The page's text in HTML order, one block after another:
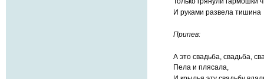
И руками развела тишина
Припев:
А это свадьба, свадьба,
Пела и плясала,